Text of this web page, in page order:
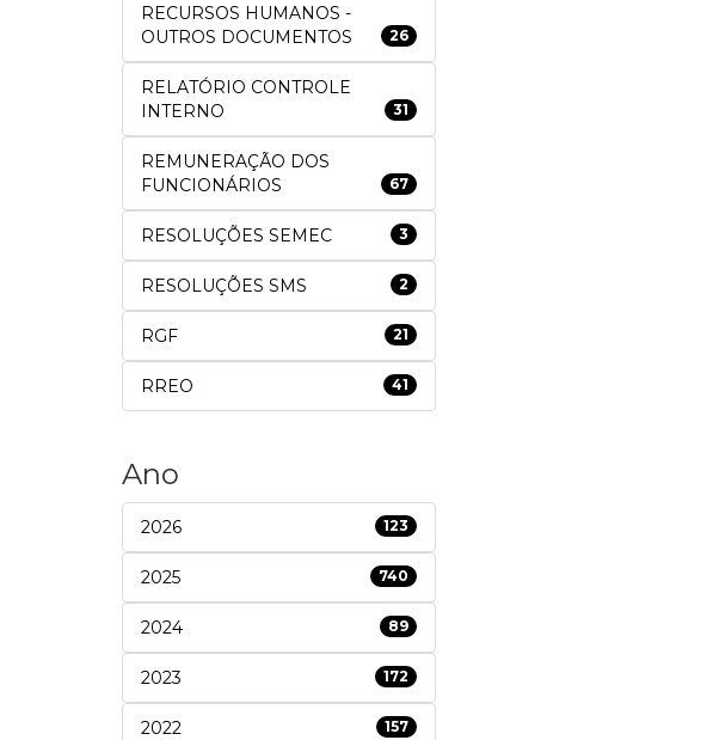
RECURSOS HUMANOS -
OUTROS DOCUMENTOS
26
RELATÓRIO CONTROLE
INTERNO
31
REMUNERAÇÃO DOS
FUNCIONÁRIOS
67
RESOLUÇÕES SEMEC 3
RESOLUÇÕES SMS 2
RGF 21
RREO 41
Ano
2026 123
2025 740
2024 89
2023 172
2022 157